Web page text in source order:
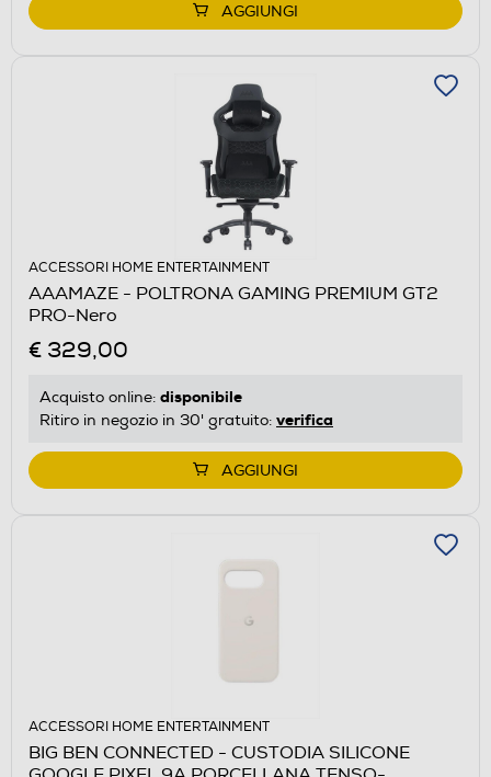
AGGIUNGI
ACCESSORI HOME ENTERTAINMENT
AAAMAZE - POLTRONA GAMING PREMIUM GT2
PRO-Nero
€ 329,00
Acquisto online: disponibile
Ritiro in negozio in 30' gratuito: verifica
AGGIUNGI
ACCESSORI HOME ENTERTAINMENT
BIG BEN CONNECTED - CUSTODIA SILICONE